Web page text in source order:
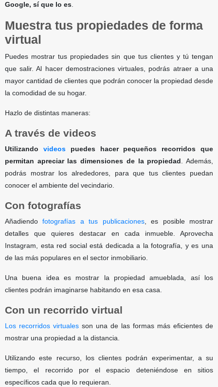
Google, sí que lo es.
Muestra tus propiedades de forma
virtual
Puedes mostrar tus propiedades sin que tus clientes y tú tengan
que salir. Al hacer demostraciones virtuales, podrás atraer a una
mayor cantidad de clientes que podrán conocer la propiedad desde
la comodidad de su hogar.
Hazlo de distintas maneras:
A través de videos
Utilizando videos puedes hacer pequeños recorridos que
permitan apreciar las dimensiones de la propiedad. Además,
podrás mostrar los alrededores, para que tus clientes puedan
conocer el ambiente del vecindario.
Con fotografías
Añadiendofotografías a tus publicaciones, es posible mostrar
detalles que quieres destacar en cada inmueble. Aprovecha
Instagram, esta red social está dedicada a la fotografía, y es una
de las más populares en el sector inmobiliario.
Una buena idea es mostrar la propiedad amueblada, así los
clientes podrán imaginarse habitando en esa casa.
Con un recorrido virtual
Los recorridos virtuales son una de las formas más eficientes de
mostrar una propiedad a la distancia.
Utilizando este recurso, los clientes podrán experimentar, a su
tiempo, el recorrido por el espacio deteniéndose en sitios
específicos cada que lo requieran.